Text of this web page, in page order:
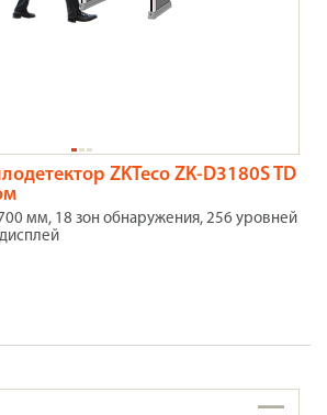
ZKTeco ZK-D3180S TD
мм, 18 зон обнаружения, 256 уровней